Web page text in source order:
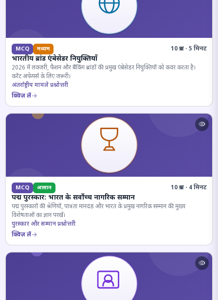
MCQ मध्यम 10 प्रश्न · 5 मिनट
भारतीय ब्रांड एंबेसेडर नियुक्तियाँ
2026 में लक्जरी, फैशन और बैंकिंग ब्रांडों की प्रमुख एंबेसेडर नियुक्तियों को कवर करता है।
करेंट अफेयर्स के लिए जरूरी।
अंतर्राष्ट्रीय मामले प्रश्नोत्तरी
क्विज़ लें
MCQ आसान 10 प्रश्न · 4 मिनट
पद्म पुरस्कार: भारत के सर्वोच्च नागरिक सम्मान
पद्म पुरस्कारों की श्रेणियों, पात्रता मानदंड और भारत के प्रमुख नागरिक सम्मान की मुख्य
विशेषताओं का ज्ञान परखें।
पुरस्कार और सम्मान प्रश्नोत्तरी
क्विज़ लें